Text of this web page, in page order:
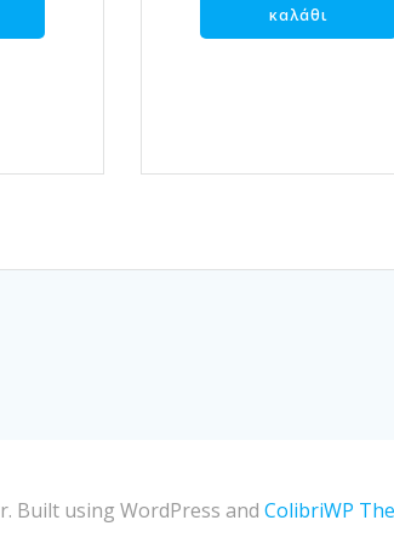
καλάθι
Built using WordPress and ColibriWP